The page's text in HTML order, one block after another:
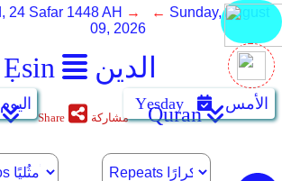
Ẹsin الدين
24 Safar 1448 AH → ← Sunday, August
09, 2026
اليوم Yẹsday الأمس
Share مشاركة Quran